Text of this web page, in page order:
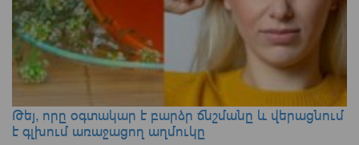
Թեյ, որը օգտակար է բարձր ճնշմանը և վերացնում
է գլխում առաջացող աղմուկը